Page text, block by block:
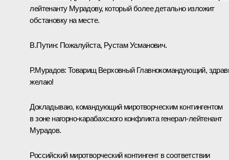
лейтенанту Мурадову, который более детально изложит
обстановку на месте.
В.Путин: Пожалуйста, Рустам Усманович.
Р.Мурадов: Товарищ Верховный Главнокомандующий,
желаю!
Докладываю, командующий миротворческим контингентом
в зоне нагорно-карабахского конфликта генерал-лейтенант
Мурадов.
Российский миротворческий контингент в соответствии